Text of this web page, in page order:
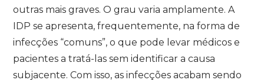
outras mais graves. O grau varia amplamente. A
IDP se apresenta, frequentemente, na forma de
infecções “comuns”, o que pode levar médicos e
pacientes a tratá-las sem identificar a causa
subjacente. Com isso, as infecções acabam sendo